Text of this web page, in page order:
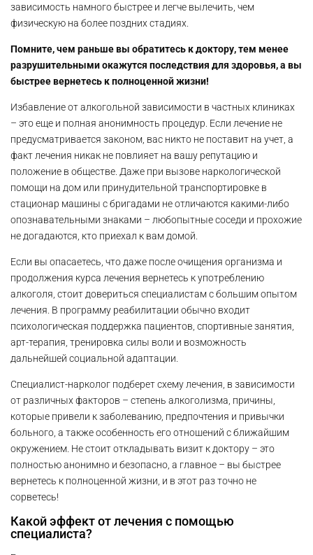
зависимость намного быстрее и легче вылечить, чем
физическую на более поздних стадиях.
Помните, чем раньше вы обратитесь к доктору, тем менее
разрушительными окажутся последствия для здоровья, а вы
быстрее вернетесь к полноценной жизни!
Избавление от алкогольной зависимости в частных клиниках
– это еще и полная анонимность процедур. Если лечение не
предусматривается законом, вас никто не поставит на учет, а
факт лечения никак не повлияет на вашу репутацию и
положение в обществе. Даже при вызове наркологической
помощи на дом или принудительной транспортировке в
стационар машины с бригадами не отличаются какими-либо
опознавательными знаками – любопытные соседи и прохожие
не догадаются, кто приехал к вам домой.
Если вы опасаетесь, что даже после очищения организма и
продолжения курса лечения вернетесь к употреблению
алкоголя, стоит довериться специалистам с большим опытом
лечения. В программу реабилитации обычно входит
психологическая поддержка пациентов, спортивные занятия,
арт-терапия, тренировка силы воли и возможность
дальнейшей социальной адаптации.
Специалист-нарколог подберет схему лечения, в зависимости
от различных факторов – степень алкоголизма, причины,
которые привели к заболеванию, предпочтения и привычки
больного, а также особенность его отношений с ближайшим
окружением. Не стоит откладывать визит к доктору – это
полностью анонимно и безопасно, а главное – вы быстрее
вернетесь к полноценной жизни, и в этот раз точно не
сорветесь!
Какой эффект от лечения с помощью
специалиста?